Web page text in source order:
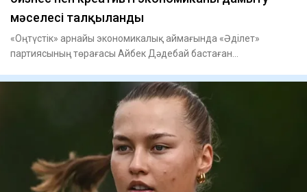
мәселесі талқыланды
«Оңтүстік» арнайы экономикалық аймағында «Әділет»
партиясының төрағасы Айбек Дәдебай бастаған